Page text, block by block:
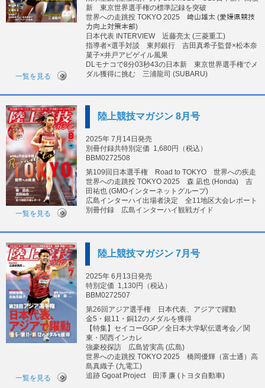
新 東京世界選手権の標準記録を突破
世界への走跳投 TOKYO 2025 﨑山雄太 (愛媛県競技
力向上対策本部)
日本代表 INTERVIEW 近藤亮太 (三菱重工)
指導者×選手対談 東邦銀行 吉田真希子監督×松本奈
菓子×井戸アビゲイル風果
DLモナコで8分03秒43の日本新 東京世界選手権でメ
ダル獲得に挑む 三浦龍司 (SUBARU)
一覧を見る
陸上競技マガジン 8月号
2025年 7月14日発売
別冊付録共特別定価 1,680円（税込）
BBM0272508
第109回日本選手権 Road to TOKYO 世界への疾走
世界への走跳投 TOKYO 2025 森 凪也 (Honda) 吉
田祐也 (GMOインターネットグループ)
広島インターハイ出場者決定 全11地区大会レポート
別冊付録 広島インターハイ観戦ガイド
一覧を見る
陸上競技マガジン 7月号
2025年 6月13日発売
特別定価 1,130円（税込）
BBM0272507
第26回アジア選手権 日本代表、アジアで躍動
金5・銀11・銅12のメダルを獲得
【特集】セイコーGGP／全日本大学駅伝選考会／関
東・関西インカレ
強豪校探訪 広島皆実高 (広島)
世界への走跳投 TOKYO 2025 橋岡優輝（富士通）高
島真織子 (九電工)
追跡 Ggoat Project 田澤 廉 (トヨタ自動車)
一覧を見る